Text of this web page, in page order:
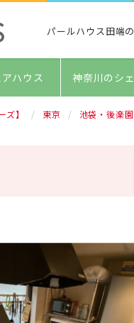
パールハウス田端
ハウス 神奈川のシ
】 東京 池袋・後楽